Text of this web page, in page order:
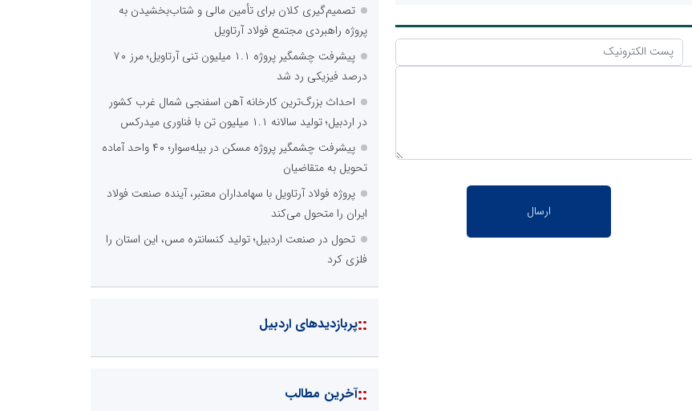
تصمیم‌گیری کلان برای تأمین مالی و شتاب‌بخشیدن به
پروژه راهبردی مجتمع فولاد آرتاویل
پیشرفت چشمگیر پروژه ۱.۱ میلیون تنی آرتاویل؛ مرز ۷۰
درصد فیزیکی رد شد
احداث بزرگ‌ترین کارخانه آهن اسفنجی شمال غرب کشور
در اردبیل؛ تولید سالانه ۱.۱ میلیون تن با فناوری میدرکس
پیشرفت چشمگیر پروژه مسکن در بیله‌سوار؛ ۴۰ واحد آماده
تحویل به متقاضیان
پروژه فولاد آرتاویل با سهامداران معتبر، آینده صنعت فولاد
ایران را متحول می‌کند
تحول در صنعت اردبیل؛ تولید کنسانتره مس، این استان را
فلزی کرد
::پربازدیدهای اردبیل
::آخرین مطالب